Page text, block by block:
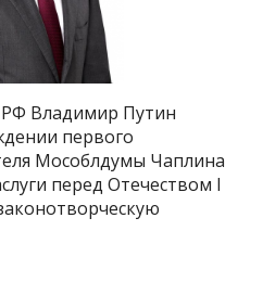
РФ Владимир Путин
первого
Мособлдумы Чаплина
перед Отечеством I